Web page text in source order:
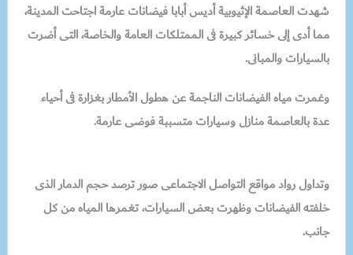
شهدت العاصمة الإثيوبية أديس أبابا فيضانات عارمة اجتاحت المدينة،
مما أدى إلى خسائر كبيرة فى الممتلكات العامة والخاصة، التى أضرت
بالسيارات والمبانى.
وغمرت مياه الفيضانات الناجمة عن هطول الأمطار بغزارة فى أحياء
عدة بالعاصمة منازل وسيارات متسببة فوضى عارمة.
وتداول رواد مواقع التواصل الاجتماعى صور ترصد حجم الدمار الذى
خلفته الفيضانات وظهرت بعض السيارات، تغمرها المياه من كل
جانب.